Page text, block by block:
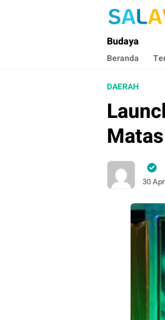
Salawaku
Salam dan
Budaya
Beranda
DAERAH
30